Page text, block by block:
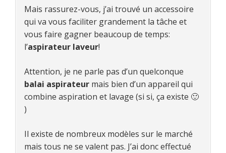
Mais rassurez-vous, j’ai trouvé un accessoire
qui va vous faciliter grandement la tâche et
vous faire gagner beaucoup de temps:
l’aspirateur laveur!
Attention, je ne parle pas d’un quelconque
balai aspirateur mais bien d’un appareil qui
combine aspiration et lavage (si si, ça existe 🙂
)
Il existe de nombreux modèles sur le marché
mais tous ne se valent pas. J’ai donc effectué